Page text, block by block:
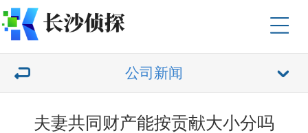
公司新闻
夫妻共同财产能按贡献大小分吗